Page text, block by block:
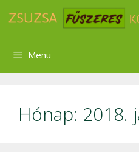
Menu
Hónap: 2018.